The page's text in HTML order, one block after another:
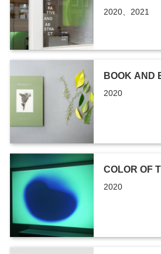
2020、2021
BOOK AND
2020
COLOR OF
2020